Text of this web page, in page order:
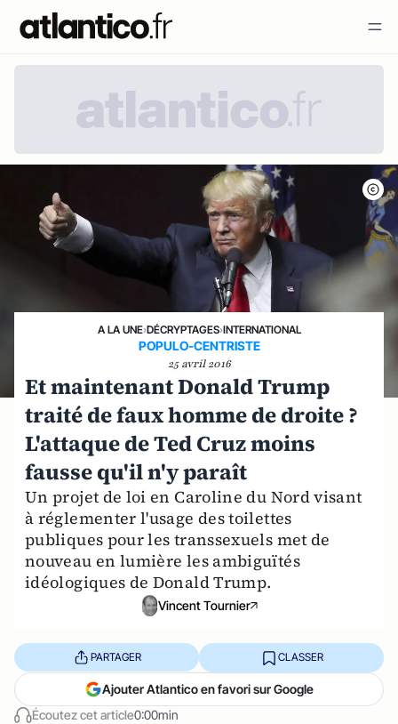
A LA UNE›DÉCRYPTAGES›INTERNATIONAL
POPULO-CENTRISTE
25 avril 2016
Et maintenant Donald Trump
traité de faux homme de droite ?
L'attaque de Ted Cruz moins
fausse qu'il n'y paraît
Un projet de loi en Caroline du Nord visant
à réglementer l'usage des toilettes
publiques pour les transsexuels met de
nouveau en lumière les ambiguïtés
idéologiques de Donald Trump.
Vincent Tournier
Écoutez cet article0:00min
PARTAGER CLASSER
Ajouter Atlantico en favori sur Google